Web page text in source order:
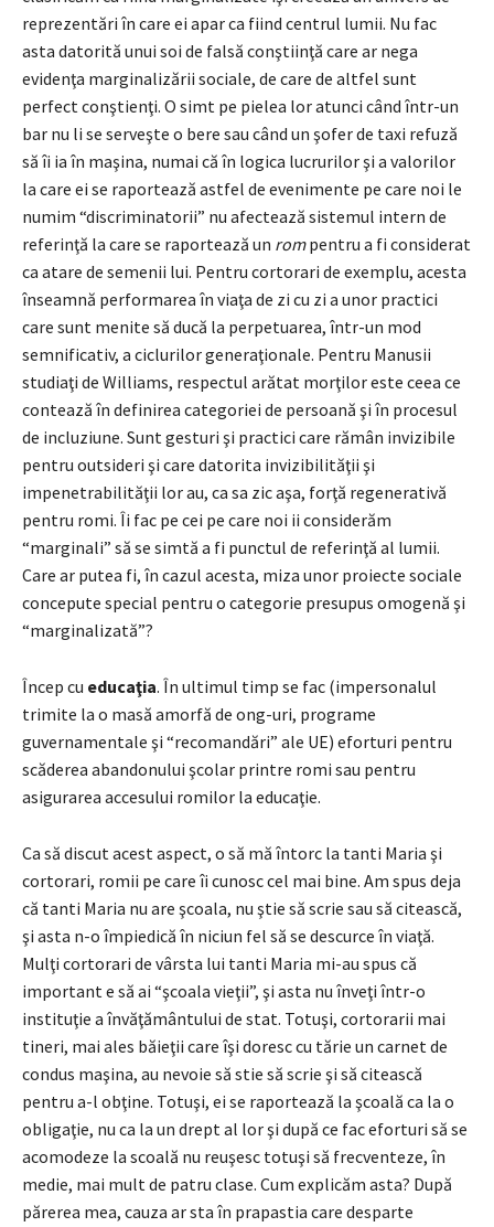
reprezentări în care ei apar ca fiind centrul lumii. Nu fac
asta datorită unui soi de falsă conştiinţă care ar nega
evidenţa marginalizării sociale, de care de altfel sunt
perfect conştienţi. O simt pe pielea lor atunci când într-un
bar nu li se serveşte o bere sau când un şofer de taxi refuză
să îi ia în maşina, numai că în logica lucrurilor şi a valorilor
la care ei se raportează astfel de evenimente pe care noi le
numim “discriminatorii” nu afectează sistemul intern de
referinţă la care se raportează un rompentru a fi considerat
ca atare de semenii lui. Pentru cortorari de exemplu, acesta
înseamnă performarea în viaţa de zi cu zi a unor practici
care sunt menite să ducă la perpetuarea, într-un mod
semnificativ, a ciclurilor generaţionale. Pentru Manusii
studiaţi de Williams, respectul arătat morţilor este ceea ce
contează în definirea categoriei de persoană şi în procesul
de incluziune. Sunt gesturi şi practici care rămân invizibile
pentru outsideri şi care datorita invizibilităţii şi
impenetrabilităţii lor au, ca sa zic aşa, forţă regenerativă
pentru romi. Îi fac pe cei pe care noi ii considerăm
“marginali” să se simtă a fi punctul de referinţă al lumii.
Care ar putea fi, în cazul acesta, miza unor proiecte sociale
concepute special pentru o categorie presupus omogenă şi
“marginalizată”?
Încep cu educaţia. În ultimul timp se fac (impersonalul
trimite la o masă amorfă de ong-uri, programe
guvernamentale şi “recomandări” ale UE) eforturi pentru
scăderea abandonului şcolar printre romi sau pentru
asigurarea accesului romilor la educaţie.
Ca să discut acest aspect, o să mă întorc la tanti Maria şi
cortorari, romii pe care îi cunosc cel mai bine. Am spus deja
că tanti Maria nu are şcoala, nu ştie să scrie sau să citească,
şi asta n-o împiedică în niciun fel să se descurce în viaţă.
Mulţi cortorari de vârsta lui tanti Maria mi-au spus că
important e să ai “şcoala vieţii”, şi asta nu înveţi într-o
instituţie a învăţământului de stat. Totuşi, cortorarii mai
tineri, mai ales băieţii care îşi doresc cu tărie un carnet de
condus maşina, au nevoie să stie să scrie şi să citească
pentru a-l obţine. Totuşi, ei se raportează la şcoală ca la o
obligaţie, nu ca la un drept al lor şi după ce fac eforturi să se
acomodeze la scoală nu reuşesc totuşi să frecventeze, în
medie, mai mult de patru clase. Cum explicăm asta? După
părerea mea, cauza ar sta în prapastia care desparte